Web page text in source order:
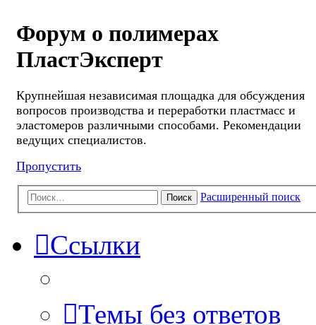
Форум о полимерах
ПластЭксперт
Крупнейшая независимая площадка для обсуждения
вопросов производства и переработки пластмасс и
эластомеров различными способами. Рекомендации
ведущих специалистов.
Пропустить
Поиск Расширенный поиск
Ссылки
Темы без ответов